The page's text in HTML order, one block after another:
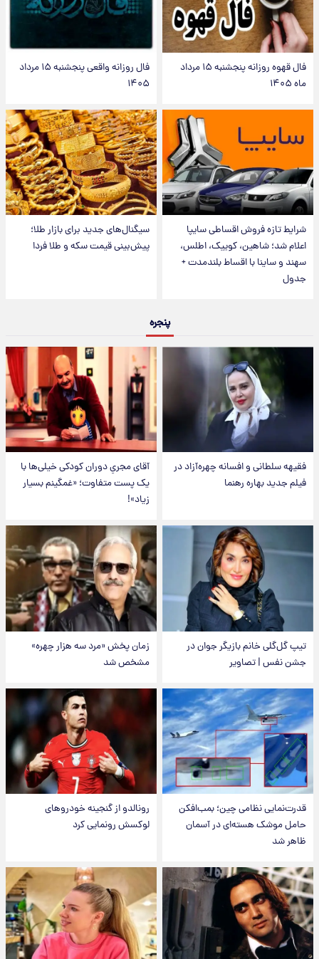
فال قهوه روزانه پنجشنبه ۱۵ مرداد
ماه ۱۴۰۵
فال روزانه واقعی پنجشنبه ۱۵ مرداد
۱۴۰۵
شرایط تازه فروش اقساطی سایپا
اعلام شد؛ شاهین، کوییک، اطلس،
سهند و ساینا با اقساط بلندمدت +
جدول
سیگنال‌های جدید برای بازار طلا؛
پیش‌بینی قیمت سکه و طلا فردا
پنجره
فقیهه سلطانی و افسانه چهره‌آزاد در
فیلم جدید بهاره رهنما
آقای مجریِ دوران کودکی خیلی‌ها با
یک پست متفاوت؛ «غمگینم بسیار
زیاد»!
تیپ گل‌گلی خانم بازیگر جوان در
جشن نفس | تصاویر
زمان پخش «مرد سه هزار چهره»
مشخص شد
قدرت‌نمایی نظامی چین؛ بمب‌افکن
حامل موشک هسته‌ای در آسمان
ظاهر شد
رونالدو از گنجینه خودروهای
لوکسش رونمایی کرد